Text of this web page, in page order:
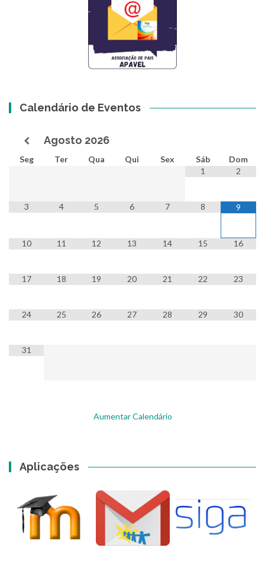
Calendário de Eventos
Agosto 2026
Seg Ter Qua Qui Sex Sáb
Dom
1
2
3 4 5 6 7 8 9
10 11 12 13 14 15 16
17 18 19 20 21 22 23
24 25 26 27 28 29 30
31
Aumentar Calendário
Aplicações